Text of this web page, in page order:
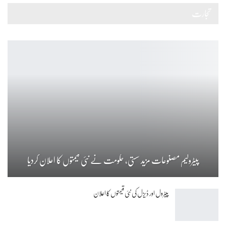
پیٹرولیم مصنوعات مزید سستی، حکومت نے نئی قیمتوں کا اعلان کردیا
پیٹرول اور ڈیزل کی نئی قیمتوں کا اعلان